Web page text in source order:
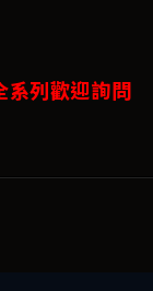
系列歡迎詢問